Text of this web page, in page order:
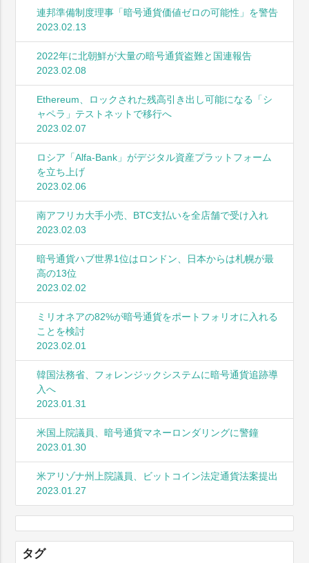
連邦準備制度理事「暗号通貨価値ゼロの可能性」を警告
2023.02.13
2022年に北朝鮮が大量の暗号通貨盗難と国連報告
2023.02.08
Ethereum、ロックされた残高引き出し可能になる「シ
ャペラ」テストネットで移行へ
2023.02.07
ロシア「Alfa-Bank」がデジタル資産プラットフォーム
を立ち上げ
2023.02.06
南アフリカ大手小売、BTC支払いを全店舗で受け入れ
2023.02.03
暗号通貨ハブ世界1位はロンドン、日本からは札幌が最
高の13位
2023.02.02
ミリオネアの82%が暗号通貨をポートフォリオに入れる
ことを検討
2023.02.01
韓国法務省、フォレンジックシステムに暗号通貨追跡導
入へ
2023.01.31
米国上院議員、暗号通貨マネーロンダリングに警鐘
2023.01.30
米アリゾナ州上院議員、ビットコイン法定通貨法案提出
2023.01.27
タグ